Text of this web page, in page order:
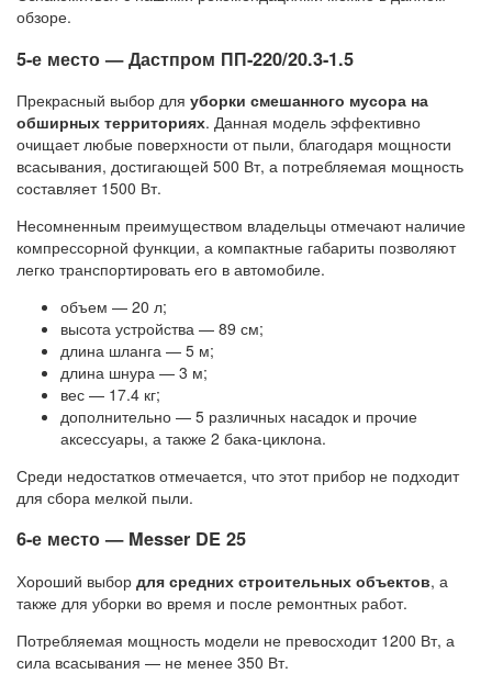
обзоре.
5-е место — Дастпром ПП-220/20.3-1.5
Прекрасный выбор для уборки смешанного мусора на
обширных территориях. Данная модель эффективно
очищает любые поверхности от пыли, благодаря мощности
всасывания, достигающей 500 Вт, а потребляемая мощность
составляет 1500 Вт.
Несомненным преимуществом владельцы отмечают наличие
компрессорной функции, а компактные габариты позволяют
легко транспортировать его в автомобиле.
объем — 20 л;
высота устройства — 89 см;
длина шланга — 5 м;
длина шнура — 3 м;
вес — 17.4 кг;
дополнительно — 5 различных насадок и прочие
аксессуары, а также 2 бака-циклона.
Среди недостатков отмечается, что этот прибор не подходит
для сбора мелкой пыли.
6-е место — Messer DE 25
Хороший выбор для средних строительных объектов, а
также для уборки во время и после ремонтных работ.
Потребляемая мощность модели не превосходит 1200 Вт, а
сила всасывания — не менее 350 Вт.